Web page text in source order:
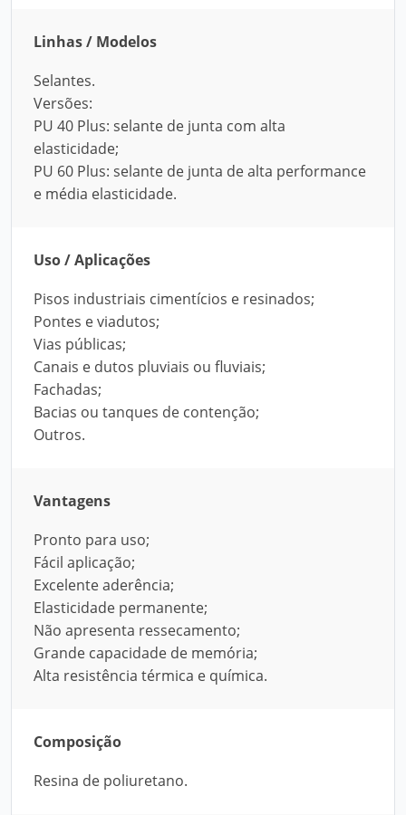
Linhas / Modelos
Selantes.
Versões:
PU 40 Plus: selante de junta com alta
elasticidade;
PU 60 Plus: selante de junta de alta performance
e média elasticidade.
Uso / Aplicações
Pisos industriais cimentícios e resinados;
Pontes e viadutos;
Vias públicas;
Canais e dutos pluviais ou fluviais;
Fachadas;
Bacias ou tanques de contenção;
Outros.
Vantagens
Pronto para uso;
Fácil aplicação;
Excelente aderência;
Elasticidade permanente;
Não apresenta ressecamento;
Grande capacidade de memória;
Alta resistência térmica e química.
Composição
Resina de poliuretano.